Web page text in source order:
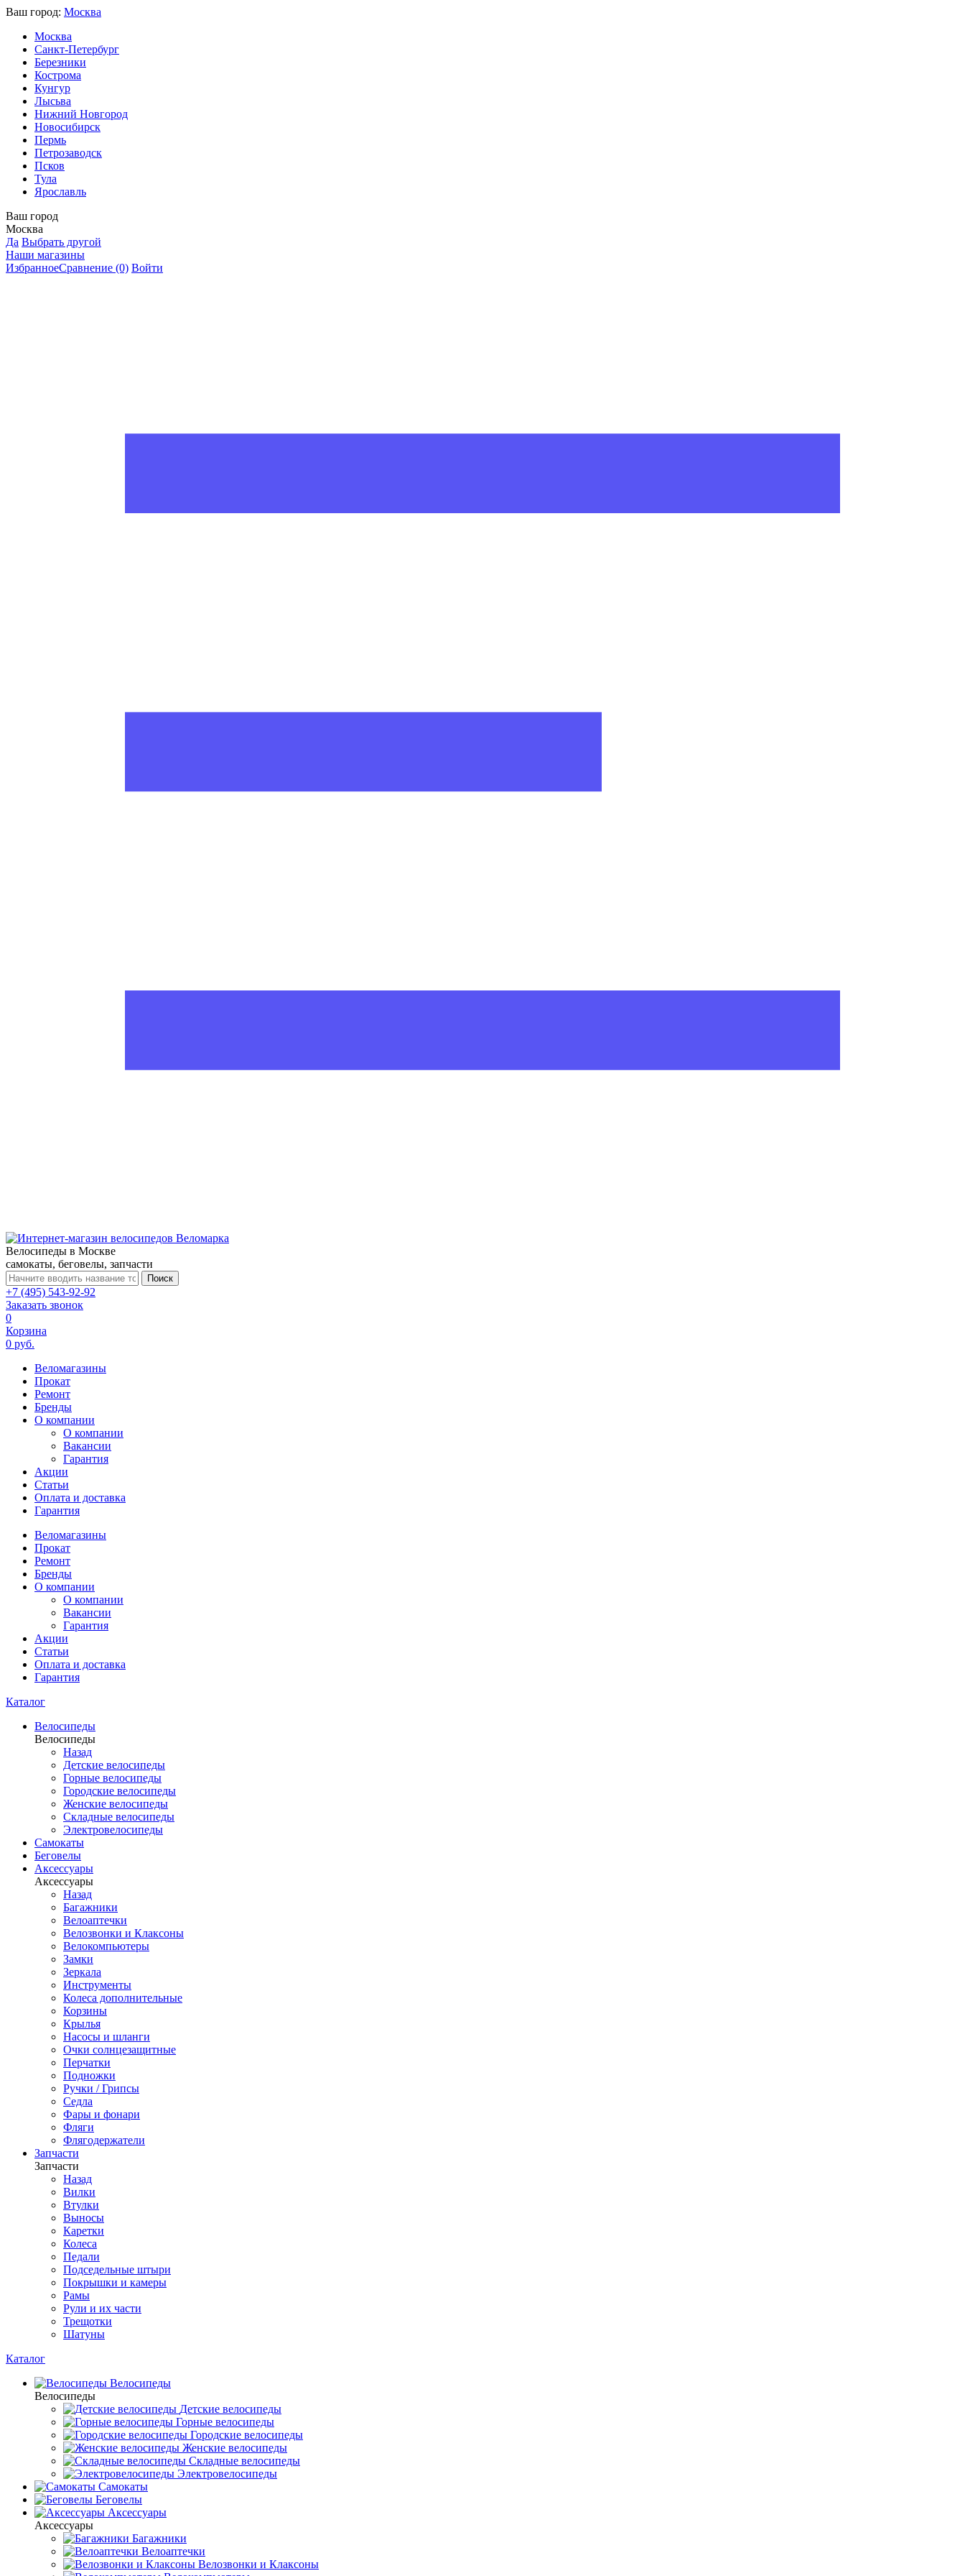
Ваш город: Москва
Москва
Санкт-Петербург
Березники
Кострома
Кунгур
Лысьва
Нижний Новгород
Новосибирск
Пермь
Петрозаводск
Псков
Тула
Ярославль
Ваш город
Москва
Да Выбрать другой
Наши магазины
ИзбранноеСравнение (0) Войти
Велосипеды в Москве
самокаты, беговелы, запчасти
Поиск
+7 (495) 543-92-92
Заказать звонок
0
Корзина
0 руб.
Веломагазины
Прокат
Ремонт
Бренды
О компании
О компании
Вакансии
Гарантия
Акции
Статьи
Оплата и доставка
Гарантия
Веломагазины
Прокат
Ремонт
Бренды
О компании
О компании
Вакансии
Гарантия
Акции
Статьи
Оплата и доставка
Гарантия
Каталог
Велосипеды
Велосипеды
Назад
Детские велосипеды
Горные велосипеды
Городские велосипеды
Женские велосипеды
Складные велосипеды
Электровелосипеды
Самокаты
Беговелы
Аксессуары
Аксессуары
Назад
Багажники
Велоаптечки
Велозвонки и Клаксоны
Велокомпьютеры
Замки
Зеркала
Инструменты
Колеса дополнительные
Корзины
Крылья
Насосы и шланги
Очки солнцезащитные
Перчатки
Подножки
Ручки / Грипсы
Седла
Фары и фонари
Фляги
Флягодержатели
Запчасти
Запчасти
Назад
Вилки
Втулки
Выносы
Каретки
Колеса
Педали
Подседельные штыри
Покрышки и камеры
Рамы
Рули и их части
Трещотки
Шатуны
Каталог
Велосипеды
Велосипеды
Детские велосипеды
Горные велосипеды
Городские велосипеды
Женские велосипеды
Складные велосипеды
Электровелосипеды
Самокаты
Беговелы
Аксессуары
Аксессуары
Багажники
Велоаптечки
Велозвонки и Клаксоны